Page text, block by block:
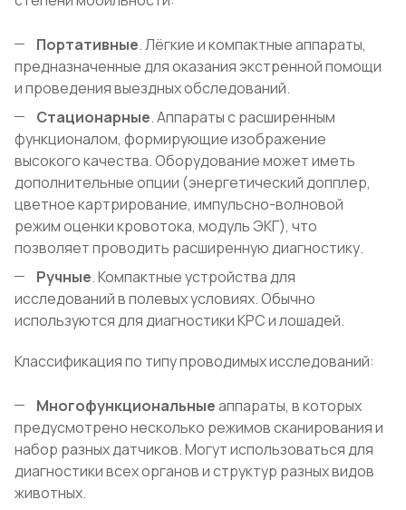
Портативные. Лёгкие и компактные аппараты,
предназначенные для оказания экстренной помощи
и проведения выездных обследований.
Стационарные. Аппараты с расширенным
функционалом, формирующие изображение
высокого качества. Оборудование может иметь
дополнительные опции (энергетический допплер,
цветное картрирование, импульсно-волновой
режим оценки кровотока, модуль ЭКГ), что
позволяет проводить расширенную диагностику.
Ручные. Компактные устройства для
исследований в полевых условиях. Обычно
используются для диагностики КРС и лошадей.
Классификация по типу проводимых исследований:
Многофункциональныеаппараты, в которых
предусмотрено несколько режимов сканирования и
набор разных датчиков. Могут использоваться для
диагностики всех органов и структур разных видов
животных.